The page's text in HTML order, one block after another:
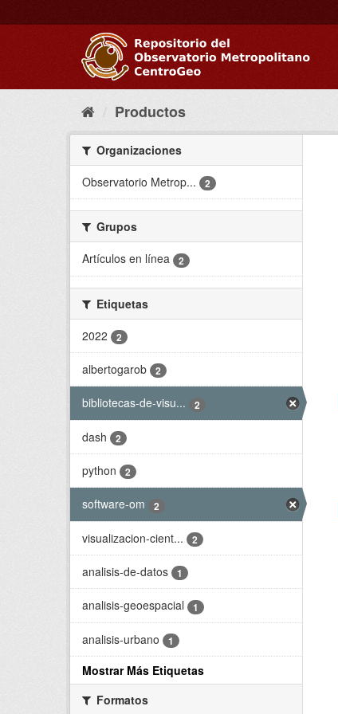
al
Productos
Organizaciones
Observatorio Metrop...
2
Grupos
Artículos en línea
2
Etiquetas
2022
2
albertogarob 2
bibliotecas-de-visu... 2
dash 2
python 2
software-om 2
visualizacion-cient... 2
analisis-de-datos 1
analisis-geoespacial 1
analisis-urbano 1
Mostrar Más Etiquetas
Formatos